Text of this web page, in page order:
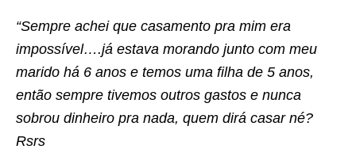
“Sempre achei que casamento pra mim era
impossível….já estava morando junto com meu
marido há 6 anos e temos uma filha de 5 anos,
então sempre tivemos outros gastos e nunca
sobrou dinheiro pra nada, quem dirá casar né?
Rsrs